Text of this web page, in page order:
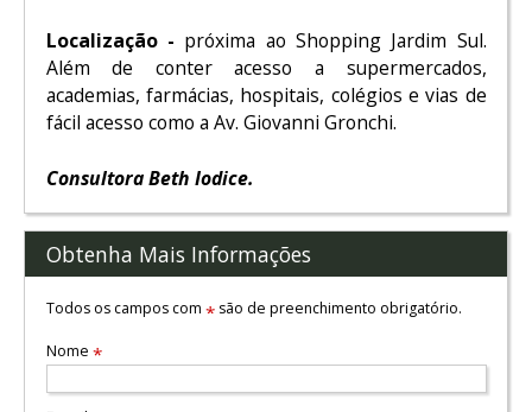
Localização - próxima ao Shopping Jardim Sul.
Além de conter acesso a supermercados,
academias, farmácias, hospitais, colégios e vias de
fácil acesso como a Av. Giovanni Gronchi.
Consultora Beth Iodice.
Obtenha Mais Informações
Todos os campos com *são de preenchimento obrigatório.
Nome *